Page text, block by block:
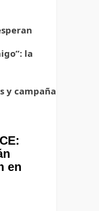
la
y campaña
en